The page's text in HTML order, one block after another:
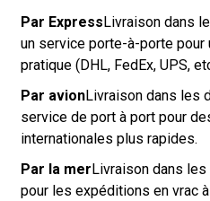
Par Express Livraison dans
un service porte-à-porte
pratique (DHL, FedEx, UPS,
Par avionLivraison dans les
service de port à port pour
internationales plus rapides.
Par la mer Livraison dans
pour les expéditions en vrac